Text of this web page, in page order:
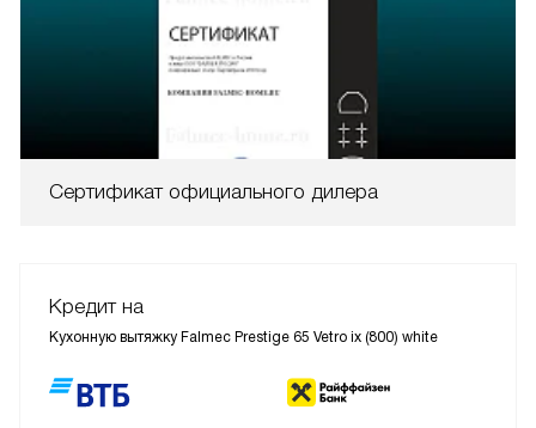
Сертификат официального дилера
Кредит на
Кухонную вытяжку Falmec Prestige 65 Vetro ix (800) white